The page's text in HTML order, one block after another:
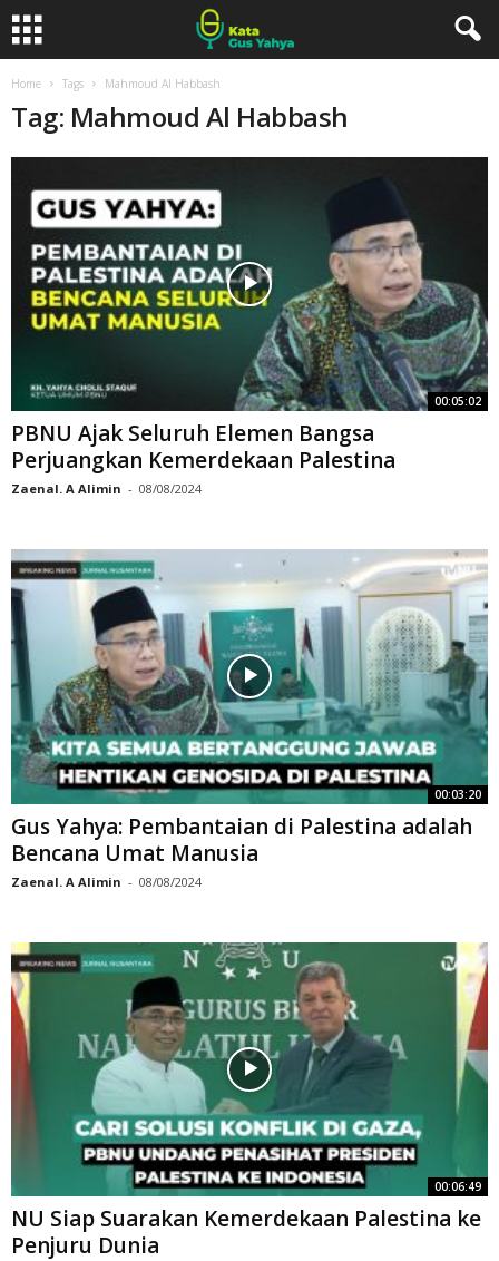
Home Tags Mahmoud Al Habbash
Tag: Mahmoud Al Habbash
00:05:02
PBNU Ajak Seluruh Elemen Bangsa
Perjuangkan Kemerdekaan Palestina
Zaenal. A Alimin - 08/08/2024
00:03:20
Gus Yahya: Pembantaian di Palestina adalah
Bencana Umat Manusia
Zaenal. A Alimin - 08/08/2024
00:06:49
NU Siap Suarakan Kemerdekaan Palestina ke
Penjuru Dunia